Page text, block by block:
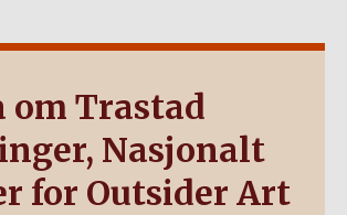
om Trastad
Nasjonalt
for Outsider Art